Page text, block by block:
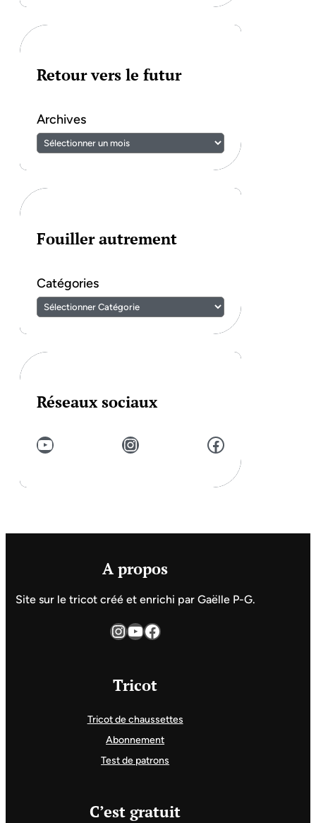
Retour vers le futur
Archives
Fouiller autrement
Catégories
Réseaux sociaux
YouTube Instagram Facebook
A propos
Site sur le tricot créé et enrichi par Gaëlle P-G.
InstagramYouTube Facebook
Tricot
Tricot de chaussettes
Abonnement
Test de patrons
C’est gratuit